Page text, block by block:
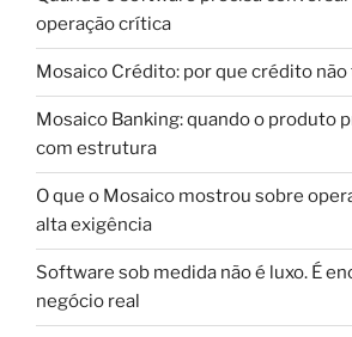
operação crítica
Mosaico Crédito: por que crédito
Mosaico Banking: quando o produto
com estrutura
O que o Mosaico mostrou sobre
alta exigência
Software sob medida não é luxo. É
negócio real